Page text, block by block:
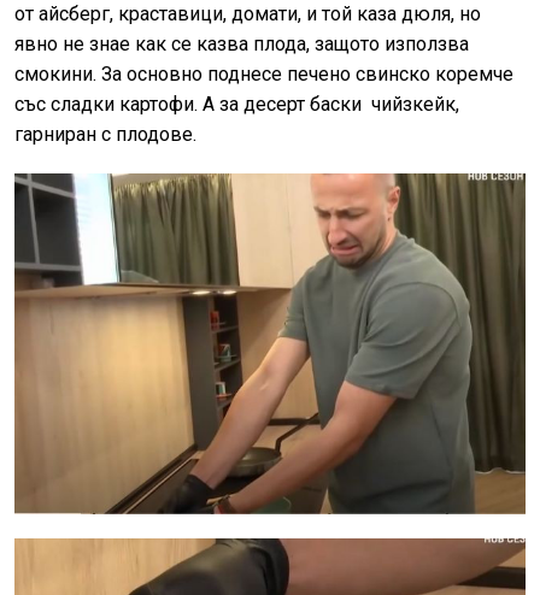
от айсберг, краставици, домати, и той каза дюля, но
явно не знае как се казва плода, защото използва
смокини. За основно поднесе печено свинско коремче
със сладки картофи. А за десерт баски чийзкейк,
гарниран с плодове.